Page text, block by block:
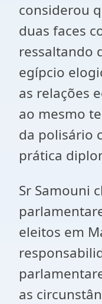
considerou
duas faces
ressaltando
egípcio
as relações
ao mesmo
da polisário
prática
Sr Samouni
eleitos em
as